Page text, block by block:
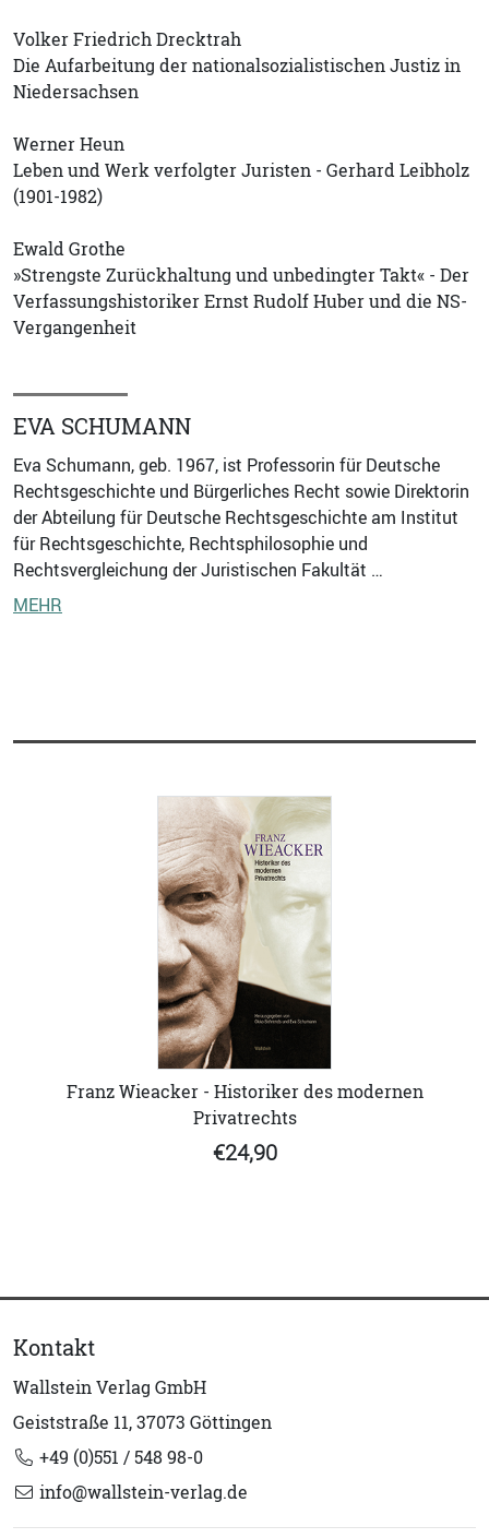
Volker Friedrich Drecktrah
Die Aufarbeitung der nationalsozialistischen Justiz in
Niedersachsen
Werner Heun
Leben und Werk verfolgter Juristen - Gerhard Leibholz
(1901-1982)
Ewald Grothe
»Strengste Zurückhaltung und unbedingter Takt« - Der
Verfassungshistoriker Ernst Rudolf Huber und die NS-
Vergangenheit
EVA SCHUMANN
Eva Schumann, geb. 1967, ist Professorin für Deutsche
Rechtsgeschichte und Bürgerliches Recht sowie Direktorin
der Abteilung für Deutsche Rechtsgeschichte am Institut
für Rechtsgeschichte, Rechtsphilosophie und
Rechtsvergleichung der Juristischen Fakultät …
MEHR
Franz Wieacker - Historiker des modernen
Privatrechts
€24,90
Kontakt
Wallstein Verlag GmbH
Geiststraße 11, 37073 Göttingen
+49 (0)551 / 548 98-0
info@wallstein-verlag.de